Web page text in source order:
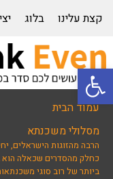
פתח סרגל נגישות
קצת עלינו בלוג
עמוד הבית
מסלולי משכנתא
הרבה מהזוגות הישראלים,
כחלק מהסדרים שכאלה הוא
ביותר של רוב סוגי